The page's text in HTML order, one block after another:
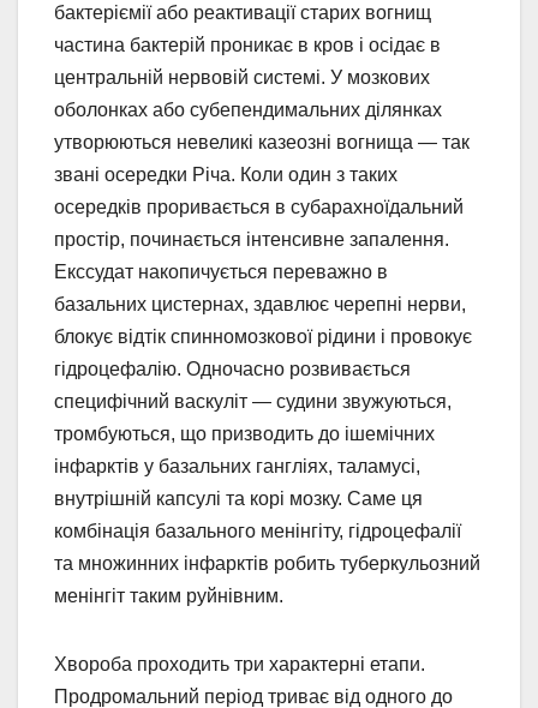
бактеріємії або реактивації старих вогнищ
частина бактерій проникає в кров і осідає в
центральній нервовій системі. У мозкових
оболонках або субепендимальних ділянках
утворюються невеликі казеозні вогнища — так
звані осередки Річа. Коли один з таких
осередків проривається в субарахноїдальний
простір, починається інтенсивне запалення.
Екссудат накопичується переважно в
базальних цистернах, здавлює черепні нерви,
блокує відтік спинномозкової рідини і провокує
гідроцефалію. Одночасно розвивається
специфічний васкуліт — судини звужуються,
тромбуються, що призводить до ішемічних
інфарктів у базальних гангліях, таламусі,
внутрішній капсулі та корі мозку. Саме ця
комбінація базального менінгіту, гідроцефалії
та множинних інфарктів робить туберкульозний
менінгіт таким руйнівним.
Хвороба проходить три характерні етапи.
Продромальний період триває від одного до